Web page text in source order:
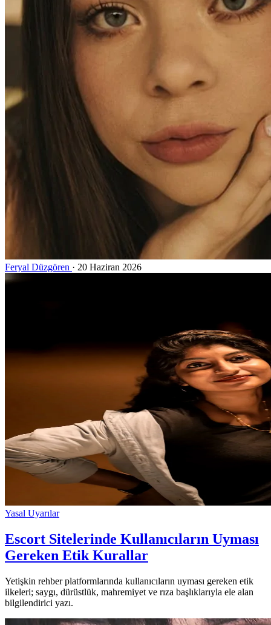
Feryal Düzgören · 20 Haziran 2026
Yasal Uyarılar
Escort Sitelerinde Kullanıcıların Uyması
Gereken Etik Kurallar
Yetişkin rehber platformlarında kullanıcıların uyması gereken etik
ilkeleri; saygı, dürüstlük, mahremiyet ve rıza başlıklarıyla ele alan
bilgilendirici yazı.